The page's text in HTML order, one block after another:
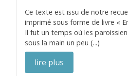
Ce texte est issu de notre
imprimé sous forme de livre «
Il fut un temps où les
sous la main un peu (...)
lire plus